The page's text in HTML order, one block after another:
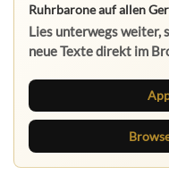
Ruhrbarone auf allen
Lies unterwegs weiter,
neue Texte direkt im